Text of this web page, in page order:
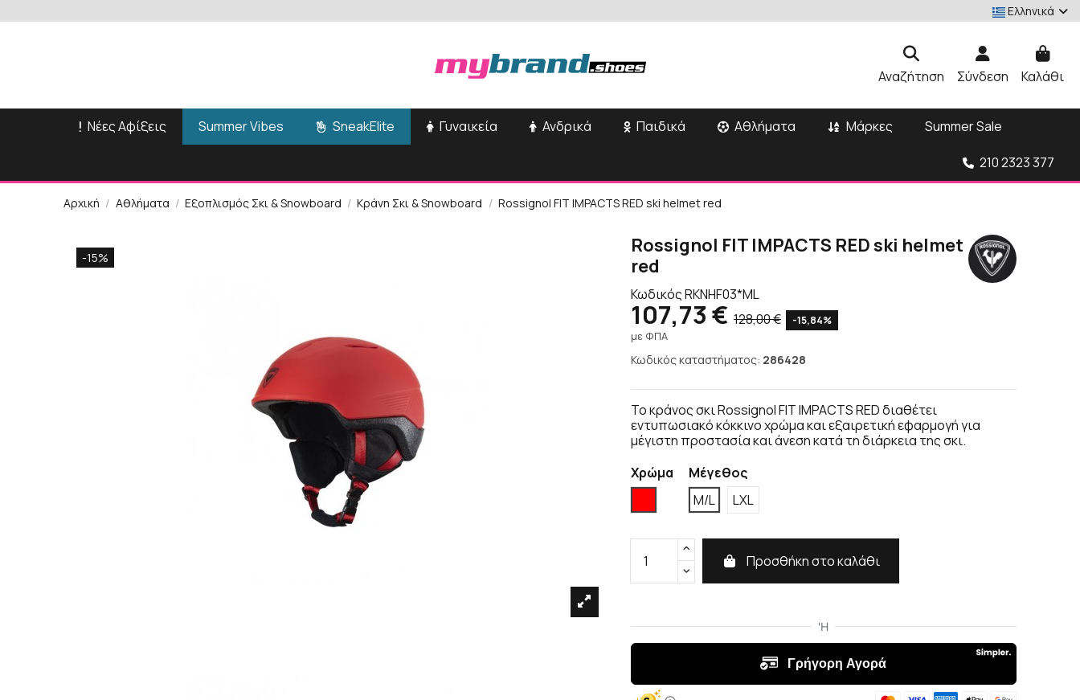
Ελληνικά
Αναζήτηση Σύνδεση Καλάθι
Νέες Αφίξεις Summer Vibes SneakElite Γυναικεία Ανδρικά Παιδικά Αθλήματα Μάρκες Summer Sale
210 2323 377
Αρχική Αθλήματα Εξοπλισμός Σκι & Snowboard Κράνη Σκι & Snowboard Rossignol FIT IMPACTS RED ski helmet red
-15%
Rossignol FIT IMPACTS RED ski helmet
red
ΚωδικόςRKNHF03*ML
107,73 € 128,00 € -15,84%
με ΦΠΑ
Κωδικός καταστήματος: 286428
Το κράνος σκι Rossignol FIT IMPACTS RED διαθέτει
εντυπωσιακό κόκκινο χρώμα και εξαιρετική εφαρμογή για
μέγιστη προστασία και άνεση κατά τη διάρκεια της σκι.
Χρώμα
Μέγεθος
M/L
LXL
Προσθήκη στο καλάθι